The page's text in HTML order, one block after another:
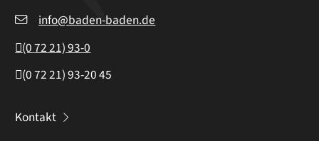
info@baden-baden.de
(07221) 93-0
(07221) 93-2045
Kontakt